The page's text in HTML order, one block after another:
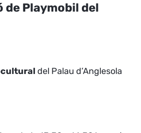
de Playmobil del
del Palau d’Anglesola